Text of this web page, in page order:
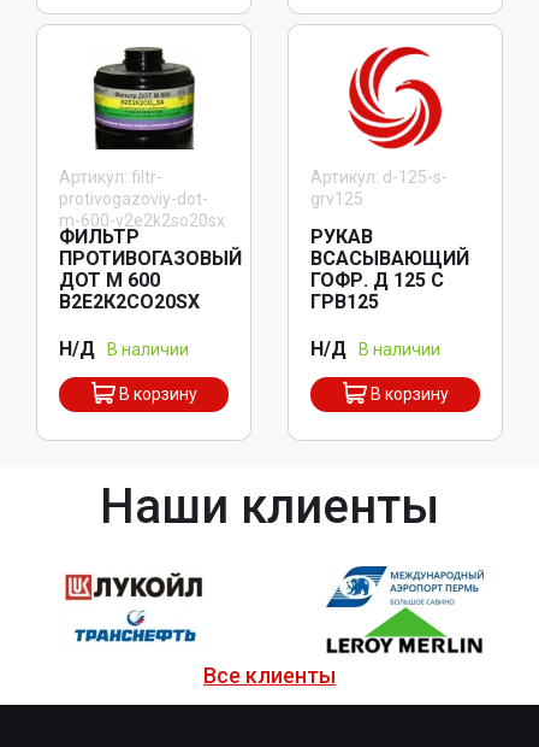
Артикул: filtr-
protivogazoviy-dot-
m-600-v2e2k2so20sx
ФИЛЬТР
ПРОТИВОГАЗОВЫЙ
ДОТ М 600
В2Е2К2СО20SX
Н/Д В наличии
В корзину
Артикул: d-125-s-
grv125
РУКАВ
ВСАСЫВАЮЩИЙ
ГОФР. Д 125 С
ГРВ125
Н/Д В наличии
В корзину
Наши клиенты
Все клиенты